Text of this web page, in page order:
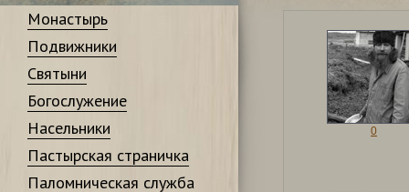
Монастырь
Подвижники
Святыни
Богослужение
Насельники
Пастырская страничка
Паломническая служба
0